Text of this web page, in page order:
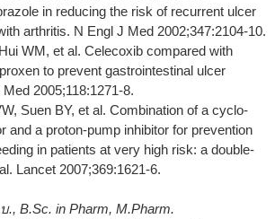
in reducing the risk of recurrent ulcer
arthritis. N Engl J Med 2002;347:2104-10.
WM, et al. Celecoxib compared with
to prevent gastrointestinal ulcer
2005;118:1271-8.
Suen BY, et al. Combination of a cyclo-
and a proton-pump inhibitor for prevention
in patients at very high risk: a double-
Lancet 2007;369:1621-6.
B.Sc. in Pharm, M.Pharm.